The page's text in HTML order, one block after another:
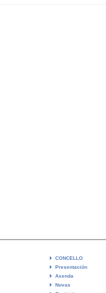
CONCELLO
Presentación
Axenda
Novas